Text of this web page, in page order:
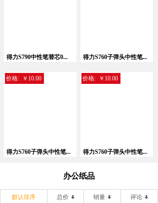
得力S790中性笔替芯0... 得力S760子弹头中性笔...
得力S760子弹头中性笔...
价格: ￥10.00
得力S760子弹头中性笔...
价格: ￥10.00
办公纸品
默认排序 总价 销量 评论